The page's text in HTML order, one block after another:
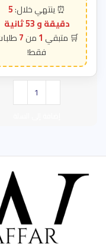
5
دقيقة و 52 ثانية
1
7